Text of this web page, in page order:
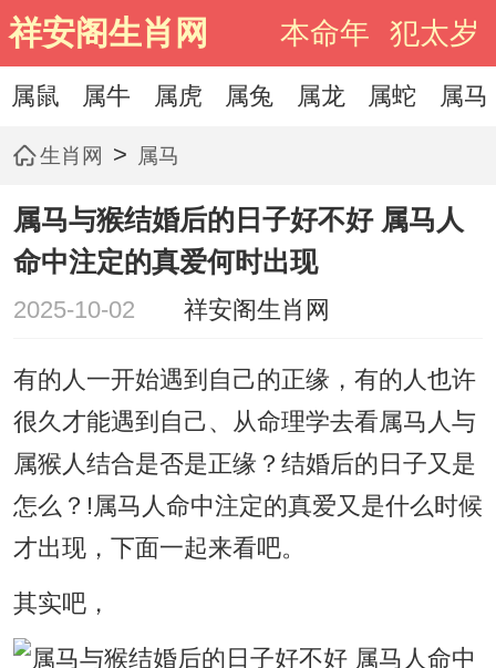
祥安阁生肖网 本命年 犯太岁
属鼠 属牛 属虎 属兔 属龙 属蛇 属马
生肖网 > 属马
属马与猴结婚后的日子好不好 属马人
命中注定的真爱何时出现
2025-10-02 祥安阁生肖网
有的人一开始遇到自己的正缘，有的人也许
很久才能遇到自己、从命理学去看属马人与
属猴人结合是否是正缘？结婚后的日子又是
怎么？!属马人命中注定的真爱又是什么时候
才出现，下面一起来看吧。
其实吧，